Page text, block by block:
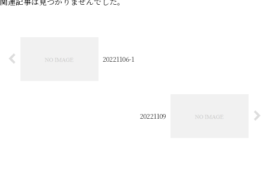
20221106-1
20221109